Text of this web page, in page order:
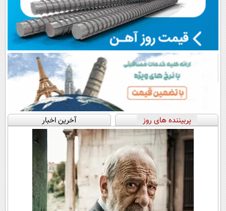
پربیننده های روز آخرین اخبار